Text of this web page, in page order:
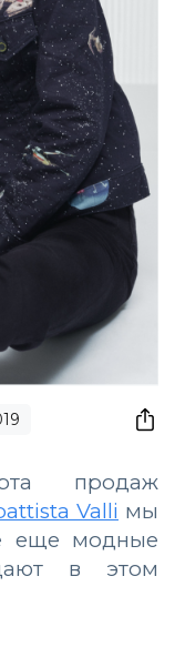
продаж
Valli мы
еще модные
в этом